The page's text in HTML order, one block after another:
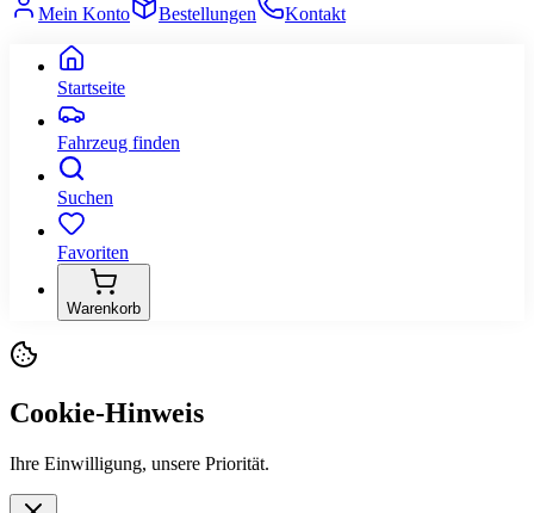
Mein Konto Bestellungen Kontakt
Startseite
Fahrzeug finden
Suchen
Favoriten
Warenkorb
Cookie-Hinweis
Ihre Einwilligung, unsere Priorität.